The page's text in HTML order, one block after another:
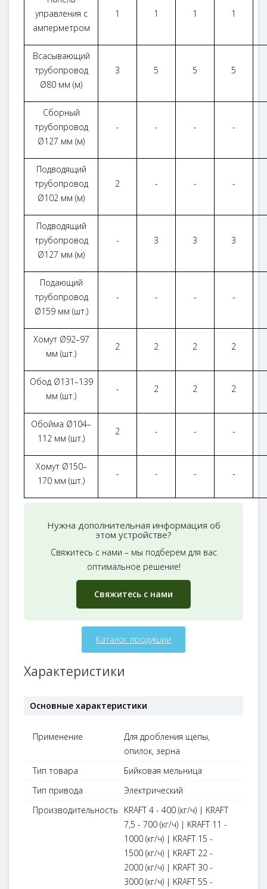
управления с
амперметром
1 1 1 1
Всасывающий
трубопровод
Ø80 мм (м)
3 5 5 5
Сборный
трубопровод
Ø127 мм (м)
- - - -
Подводящий
трубопровод
Ø102 мм (м)
2 - - -
Подводящий
трубопровод
Ø127 мм (м)
- 3 3 3
Подающий
трубопровод
Ø159 мм (шт.)
- - - -
Хомут Ø92–97
мм (шт.)
2 2 2 2
Обод Ø131–139
мм (шт.)
- 2 2 2
Обойма Ø104–
112 мм (шт.)
2 - - -
Хомут Ø150–
170 мм (шт.)
- - - -
Нужна дополнительная информация об
этом устройстве?
Свяжитесь с нами – мы подберем для вас
оптимальное решение!
Свяжитесь с нами
Каталог продукции
Характеристики
Основные характеристики
Применение
Для дробления щепы,
опилок, зерна
Тип товара
Бийковая мельница
Тип привода
Электрический
Производительность
KRAFT 4 - 400 (кг/ч) | KRAFT
7,5 - 700 (кг/ч) | KRAFT 11 -
1000 (кг/ч) | KRAFT 15 -
1500 (кг/ч) | KRAFT 22 -
2000 (кг/ч) | KRAFT 30 -
3000 (кг/ч) | KRAFT 55 -